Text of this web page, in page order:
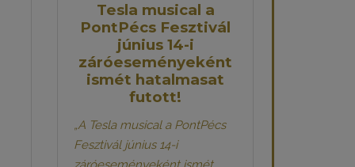
Tesla musical a
PontPécs Fesztivál
június 14-i
záróeseményeként
ismét hatalmasat
futott!
„A Tesla musical a PontPécs
Fesztivál június 14-i